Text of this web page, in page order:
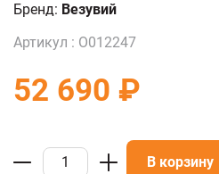
Бренд: Везувий
Артикул : О012247
52 690 ₽
В корзину